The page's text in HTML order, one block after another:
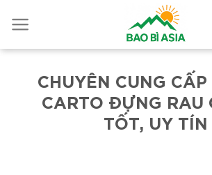
CHUYÊN CUNG
CARTO ĐỰNG RAU
TỐT, UY TÍN